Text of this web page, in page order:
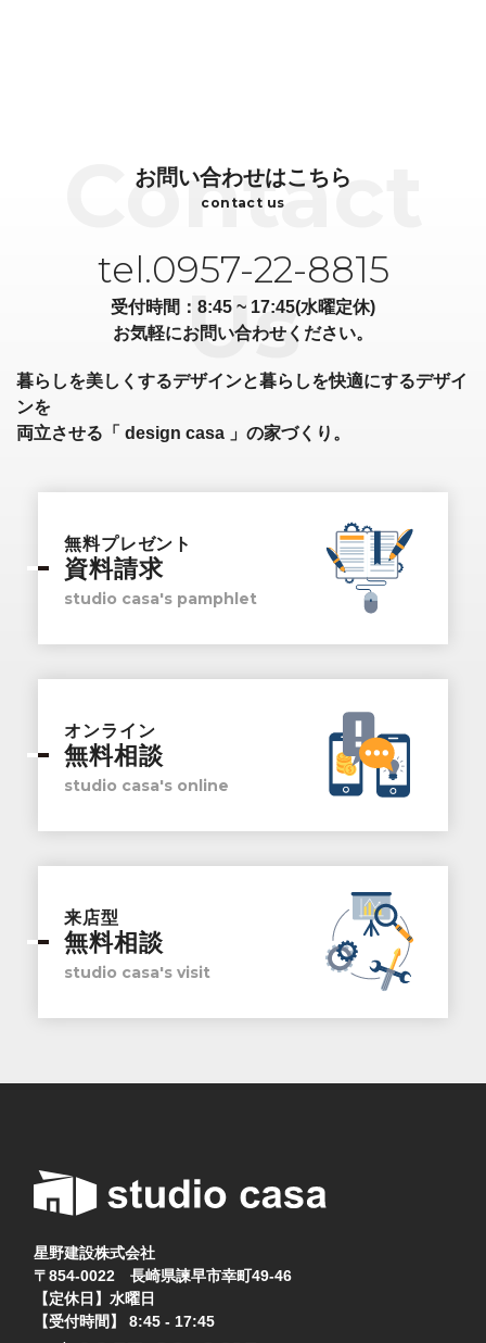
お問い合わせはこちら
contact us
tel.0957-22-8815
受付時間：8:45 ~ 17:45(水曜定休)
お気軽にお問い合わせください。
暮らしを美しくするデザインと暮らしを快適にするデザイ
ンを
両立させる「 design casa 」の家づくり。
無料プレゼント
資料請求
studio casa's pamphlet
オンライン
無料相談
studio casa's online
来店型
無料相談
studio casa's visit
星野建設株式会社
〒854-0022 長崎県諫早市幸町49-46
【定休日】水曜日
【受付時間】 8:45 - 17:45